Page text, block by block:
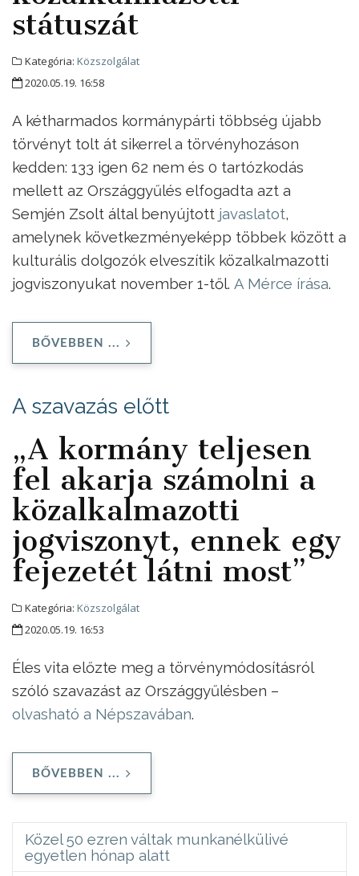
státuszát
Kategória: Közszolgálat
2020.05.19. 16:58
A kétharmados kormánypárti többség újabb
törvényt tolt át sikerrel a törvényhozáson
kedden: 133 igen 62 nem és 0 tartózkodás
mellett az Országgyűlés elfogadta azt a
Semjén Zsolt által benyújtott javaslatot,
amelynek következményeképp többek között a
kulturális dolgozók elveszítik közalkalmazotti
jogviszonyukat november 1-től. A Mérce írása.
BŐVEBBEN ...
A szavazás előtt
„A kormány teljesen
fel akarja számolni a
közalkalmazotti
jogviszonyt, ennek egy
fejezetét látni most”
Kategória: Közszolgálat
2020.05.19. 16:53
Éles vita előzte meg a törvénymódosításról
szóló szavazást az Országgyűlésben –
olvasható a Népszavában.
BŐVEBBEN ...
Közel 50 ezren váltak munkanélkülivé
egyetlen hónap alatt